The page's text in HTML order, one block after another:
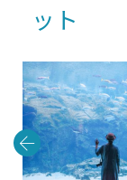
ット